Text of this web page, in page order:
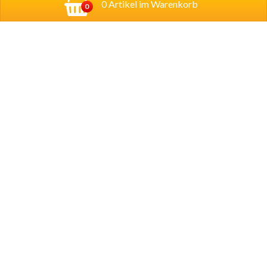
0 0 Artikel im Warenkorb